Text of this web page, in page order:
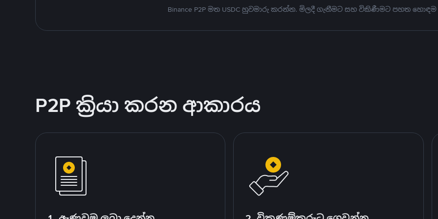
Binance P2P මත USDC හුවමාරු කරන්න. මිලදී ගැනීමට සහ විකිණීමට පහත
P2P ක්‍රියා කරන ආකාරය